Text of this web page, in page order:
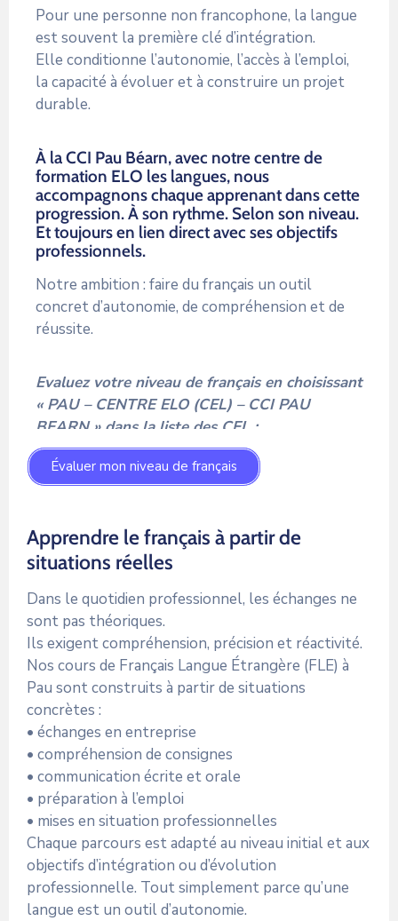
Pour une personne non francophone, la langue
est souvent la première clé d’intégration.
Elle conditionne l’autonomie, l’accès à l’emploi,
la capacité à évoluer et à construire un projet
durable.
À la CCI Pau Béarn, avec notre centre de
formation ELO les langues, nous
accompagnons chaque apprenant dans cette
progression. À son rythme. Selon son niveau.
Et toujours en lien direct avec ses objectifs
professionnels.
Notre ambition : faire du français un outil
concret d’autonomie, de compréhension et de
réussite.
Evaluez votre niveau de français en choisissant
« PAU – CENTRE ELO (CEL) – CCI PAU
BEARN » dans la liste des CEL :
Évaluer mon niveau de français
Apprendre le français à partir de
situations réelles
Dans le quotidien professionnel, les échanges ne
sont pas théoriques.
Ils exigent compréhension, précision et réactivité.
Nos cours de Français Langue Étrangère (FLE) à
Pau sont construits à partir de situations
concrètes :
• échanges en entreprise
• compréhension de consignes
• communication écrite et orale
• préparation à l’emploi
• mises en situation professionnelles
Chaque parcours est adapté au niveau initial et aux
objectifs d’intégration ou d’évolution
professionnelle. Tout simplement parce qu’une
langue est un outil d’autonomie.